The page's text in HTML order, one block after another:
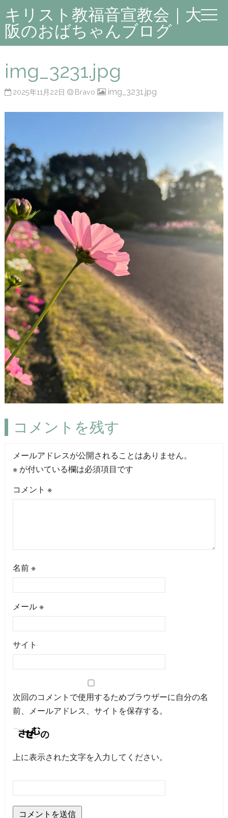
キリスト教福音宣教会｜大
阪のおばちゃんブログ
img_3231.jpg
2025年11月22日 Bravo img_3231.jpg
コメントを残す
メールアドレスが公開されることはありません。
※が付いている欄は必須項目です
コメント ※
名前 ※
メール ※
サイト
次回のコメントで使用するためブラウザーに自分の名
前、メールアドレス、サイトを保存する。
上に表示された文字を入力してください。